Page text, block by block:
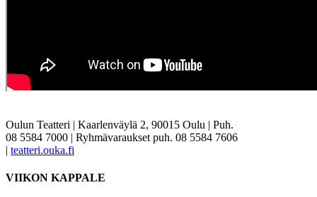
Oulun Teatteri | Kaarlenväylä 2, 90015 Oulu | Puh.
08 5584 7000 | Ryhmävaraukset puh. 08 5584 7606
| teatteri.ouka.fi
VIIKON KAPPALE